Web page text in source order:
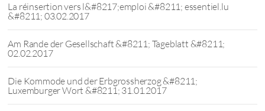
La réinsertion vers l&#8217;emploi &#8211; essentiel.lu
&#8211; 03.02.2017
Am Rande der Gesellschaft &#8211; Tageblatt &#8211;
02.02.2017
Die Kommode und der Erbgrossherzog &#8211;
Luxemburger Wort &#8211; 31.01.2017